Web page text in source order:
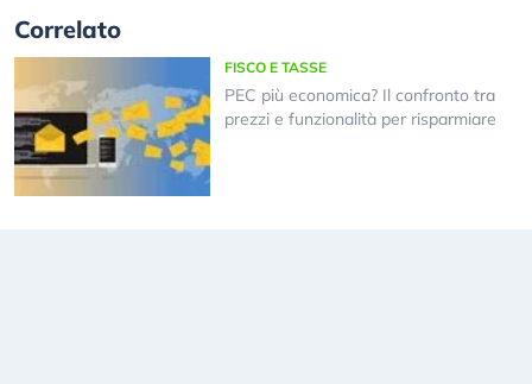
Correlato
FISCO E TASSE
PEC più economica? Il confronto tra
prezzi e funzionalità per risparmiare